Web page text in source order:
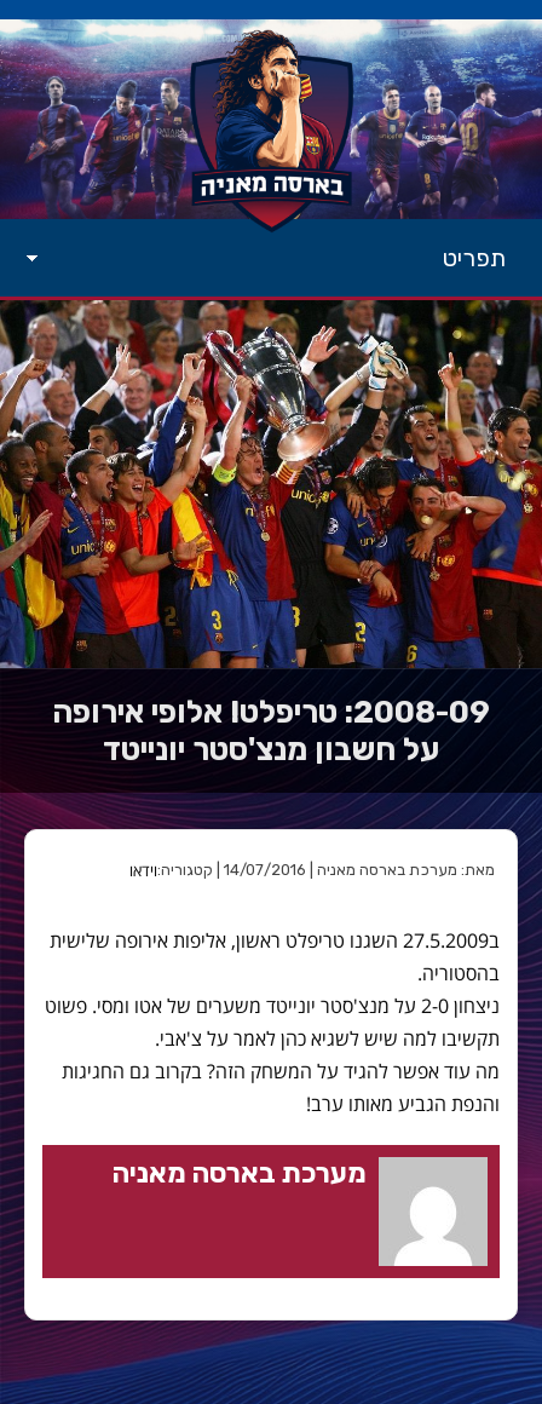
תפריט
2008-09: טריפלט! אלופי אירופה
על חשבון מנצ'סטר יונייטד
מאת: מערכת בארסה מאניה | 14/07/2016 | קטגוריה: וידאו
ב27.5.2009 השגנו טריפלט ראשון, אליפות אירופה שלישית
בהסטוריה.
ניצחון 2-0 על מנצ'סטר יונייטד משערים של אטו ומסי. פשוט
תקשיבו למה שיש לשגיא כהן לאמר על צ'אבי.
מה עוד אפשר להגיד על המשחק הזה? בקרוב גם החגיגות
והנפת הגביע מאותו ערב!
מערכת בארסה מאניה